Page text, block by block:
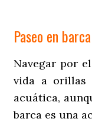
Paseo en barca
Navegar por
vida a orillas
acuática,
barca es una